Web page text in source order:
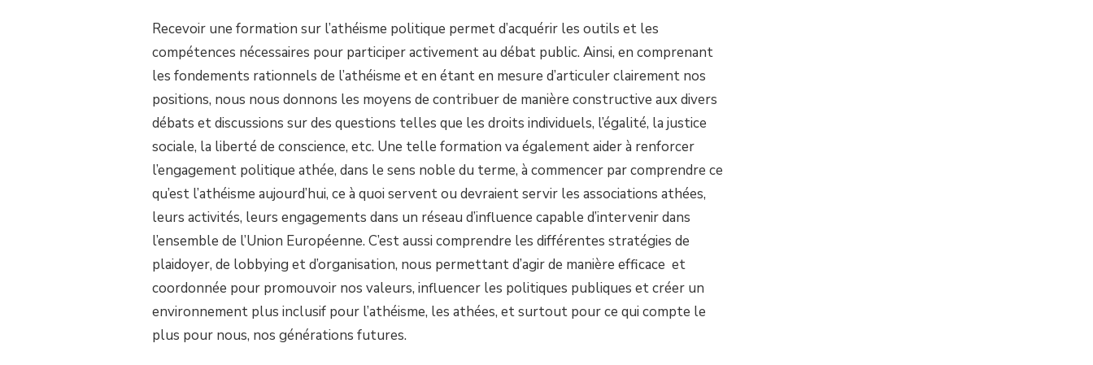
Recevoir une formation sur l’athéisme politique permet d’acquérir les outils et les
compétences nécessaires pour participer activement au débat public. Ainsi, en comprenant
les fondements rationnels de l’athéisme et en étant en mesure d’articuler clairement nos
positions, nous nous donnons les moyens de contribuer de manière constructive aux divers
débats et discussions sur des questions telles que les droits individuels, l’égalité, la justice
sociale, la liberté de conscience, etc. Une telle formation va également aider à renforcer
l’engagement politique athée, dans le sens noble du terme, à commencer par comprendre ce
qu’est l’athéisme aujourd’hui, ce à quoi servent ou devraient servir les associations athées,
leurs activités, leurs engagements dans un réseau d’influence capable d’intervenir dans
l’ensemble de l’Union Européenne. C’est aussi comprendre les différentes stratégies de
plaidoyer, de lobbying et d’organisation, nous permettant d’agir de manière efficace et
coordonnée pour promouvoir nos valeurs, influencer les politiques publiques et créer un
environnement plus inclusif pour l’athéisme, les athées, et surtout pour ce qui compte le
plus pour nous, nos générations futures.